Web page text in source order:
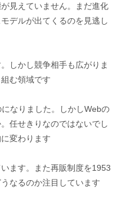
見えていません。まだ進化
デルが出てくるのを見逃し
しかし競争相手も広がりま
む領域です
なりました。しかしWebの
任せきりなのではないでし
変わります
ます。また再販制度を1953
なるのか注目しています